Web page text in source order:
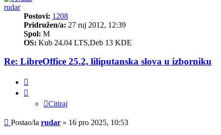
rudar
Postovi: 1208
Pridružen/a: 27 ruj 2012, 12:39
Spol: M
OS: Kub 24.04 LTS,Deb 13 KDE
Re: LibreOffice 25.2, liliputanska slova u izborniku
Citiraj
Post
Postao/la rudar » 16 pro 2025, 10:53